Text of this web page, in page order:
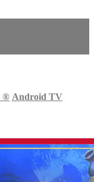
® Android TV